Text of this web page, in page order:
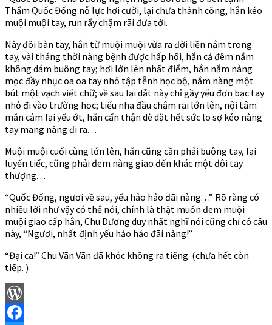
Thẩm Quốc Đống nỗ lực hơi cười, lại chưa thành công, hắn kéo
muội muội tay, run rẩy chậm rãi đưa tới.
Này đôi bàn tay, hắn từ muội muội vừa ra đời liền nắm trong
tay, vài tháng thời nàng bệnh được hấp hối, hắn cả đêm nắm
không dám buông tay; hơi lớn lên nhất điểm, hắn nắm nàng
mọc đầy nhục oa oa tay nhỏ tập tễnh học bộ, nắm nàng một
bút một vạch viết chữ; về sau lại dắt này chỉ gầy yếu đơn bạc tay
nhỏ đi vào trường học; tiểu nha đầu chậm rãi lớn lên, nội tâm
mẫn cảm lại yếu ớt, hắn cẩn thận dè dặt hết sức lo sợ kéo nàng
tay mang nàng đi ra. . .
Muội muội cuối cùng lớn lên, hắn cũng cần phải buông tay, lại
luyến tiếc, cũng phải đem nàng giao đến khác một đôi tay
thượng. . .
“Quốc Đống, ngươi về sau, yếu hảo hảo đãi nàng. . .” Rõ ràng có
nhiều lời như vậy có thể nói, chính là thật muốn đem muội
muội giao cấp hắn, Chu Dương duy nhất nghĩ nói cũng chỉ có câu
này, “Ngươi, nhất định yếu hảo hảo đãi nàng!”
“Đại ca!” Chu Vãn Vãn đã khóc không ra tiếng. (chưa hết còn
tiếp. )
WordPress